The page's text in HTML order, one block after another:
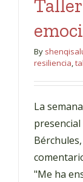
By
resiliencia
La
"Me ha